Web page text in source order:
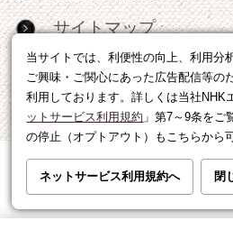
当サイトでは、利便性の向上、利用分
ご興味・ご関心にあった広告配信等の
利用しております。詳しくは当社NHK
ットサービス利用規約 」第7～9条をご
の停止（オプトアウト）もこちらから
ネットサービス利用規約へ 閉
サイトマップ
RSS
広告出稿・パートナー
利用規約|個人情報の取
運営会社|広告に関するお